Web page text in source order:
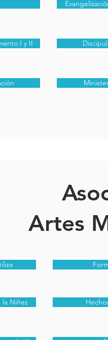
I y II
Artes
la Niñez